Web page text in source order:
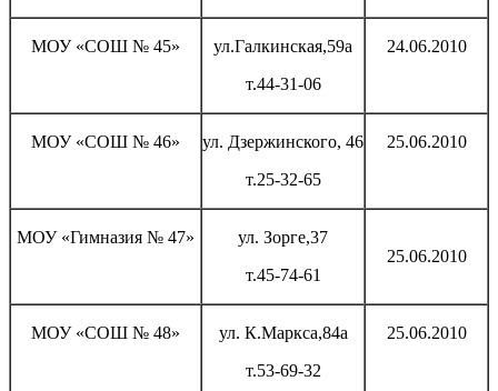
МОУ «СОШ № 45»
ул.Галкинская,59а
т.44-31-06
24.06.2010
МОУ «СОШ № 46»
ул. Дзержинского, 46
т.25-32-65
25.06.2010
МОУ «Гимназия № 47»
ул. Зорге,37
т.45-74-61
25.06.2010
МОУ «СОШ № 48»
ул. К.Маркса,84а
т.53-69-32
25.06.2010